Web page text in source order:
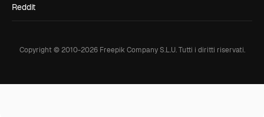
Reddit
Copyright © 2010-2026Freepik Company S.L.U. Tutti i diritti riservati.